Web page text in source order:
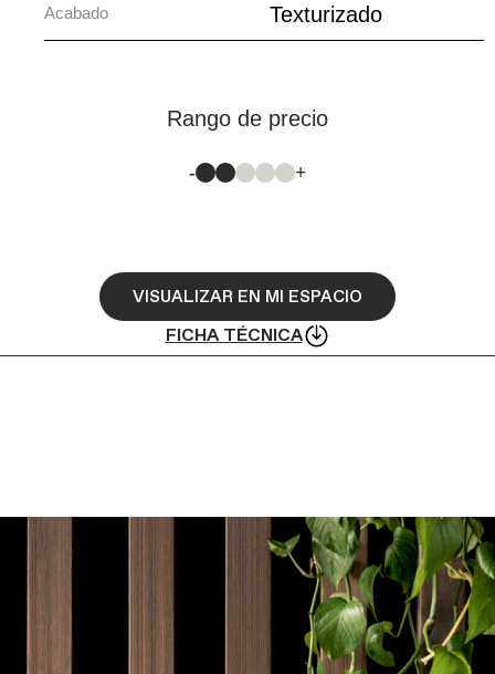
Acabado Texturizado
Rango de precio
- +
VISUALIZAR EN MI ESPACIO
FICHA TÉCNICA